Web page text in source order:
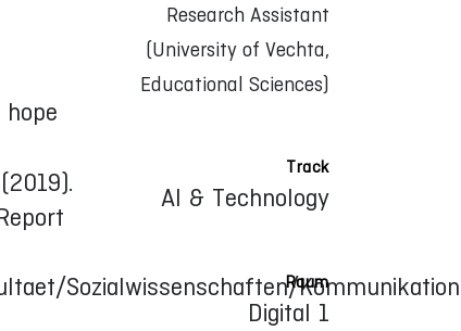
Sozialwissenschaften/
Research Assistant
(University of Vechta,
Educational Sciences)
Track
AI & Technology
Raum
Digital 1